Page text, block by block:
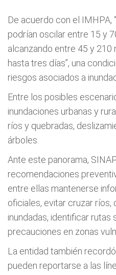
De acuerdo con el IMHPA,
podrían oscilar entre 15 y
alcanzando entre 45 y
hasta tres días”, una
riesgos asociados a
Entre los posibles
inundaciones urbanas y
ríos y quebradas,
árboles.
Ante este panorama,
recomendaciones
entre ellas mantenerse
oficiales, evitar cruzar ríos,
inundadas, identificar
precauciones en zonas
La entidad también
pueden reportarse a las